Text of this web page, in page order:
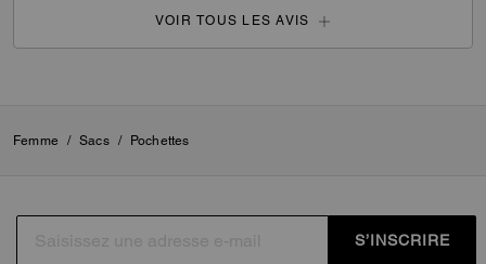
VOIR TOUS LES AVIS
Femme / Sacs / Pochettes
S’INSCRIRE